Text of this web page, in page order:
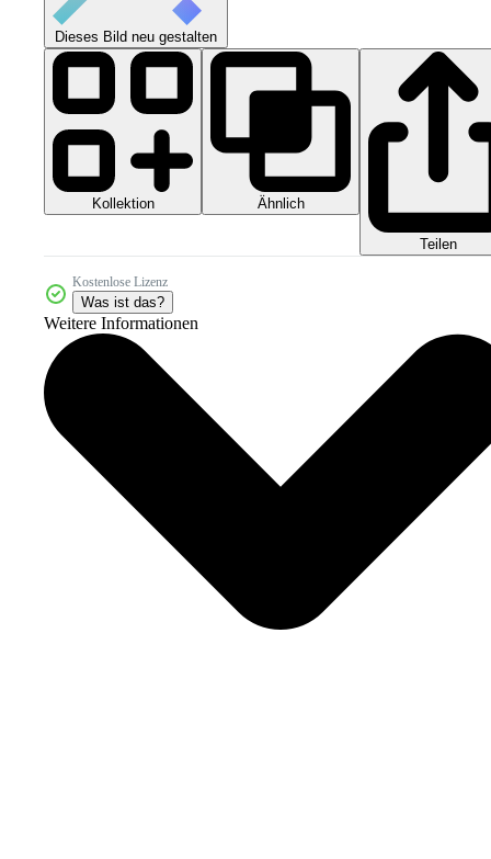
Dieses Bild neu gestalten
Kollektion Ähnlich
Teilen
Kostenlose Lizenz
Was ist das?
Weitere Informationen